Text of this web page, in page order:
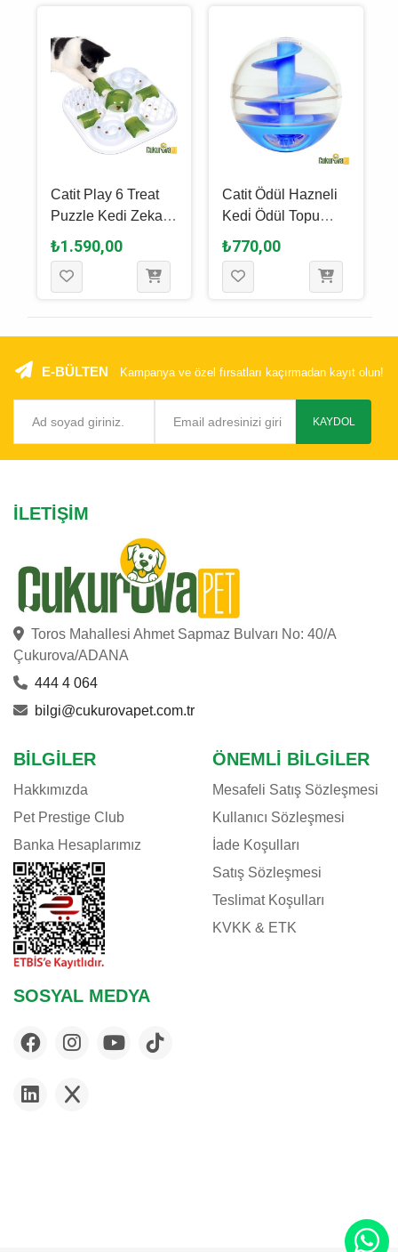
Catit Play 6 Treat
Puzzle Kedi Zeka
Oyuncağı 37 Cm
₺1.590,00
Catit Ödül Hazneli
Kedi̇ Ödül Topu
Mavi 7 Cm
₺770,00
E-BÜLTEN Kampanya ve özel fırsatları kaçırmadan kayıt olun!
KAYDOL
İLETIŞIM
Toros Mahallesi Ahmet Sapmaz Bulvarı No: 40/A
Çukurova/ADANA
444 4 064
bilgi@cukurovapet.com.tr
BILGILER
Hakkımızda
Pet Prestige Club
Banka Hesaplarımız
ÖNEMLI BILGILER
Mesafeli Satış Sözleşmesi
Kullanıcı Sözleşmesi
İade Koşulları
Satış Sözleşmesi
Teslimat Koşulları
KVKK & ETK
SOSYAL MEDYA